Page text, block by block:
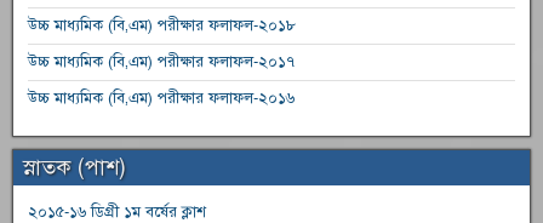
উচ্চ মাধ্যমিক (বি,এম) পরীক্ষার ফলাফল-২০১৮
উচ্চ মাধ্যমিক (বি,এম) পরীক্ষার ফলাফল-২০১৭
উচ্চ মাধ্যমিক (বি,এম) পরীক্ষার ফলাফল-২০১৬
স্নাতক (পাশ)
২০১৫-১৬ ডিগ্রী ১ম বর্ষের ক্লাশ